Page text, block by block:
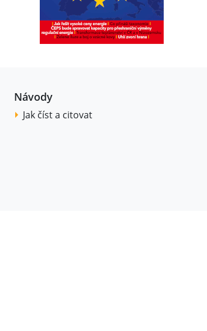
Návody
Jak číst a citovat